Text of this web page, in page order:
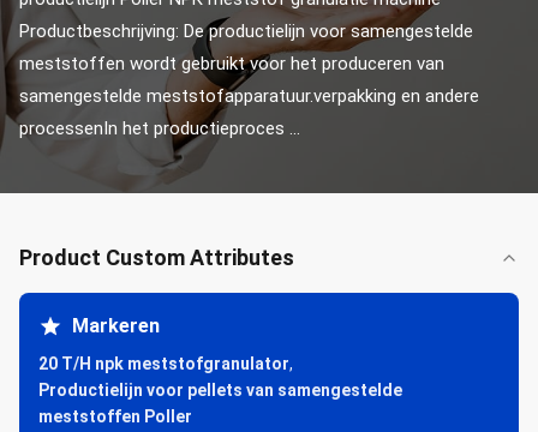
Productbeschrijving: De productielijn voor samengestelde
meststoffen wordt gebruikt voor het produceren van
samengestelde meststofapparatuur.verpakking en andere
processenIn het productieproces ...
Product Custom Attributes
Markeren
20 T/H npk meststofgranulator,
Productielijn voor pellets van samengestelde
meststoffen Poller